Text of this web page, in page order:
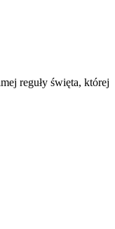
reguły święta, której